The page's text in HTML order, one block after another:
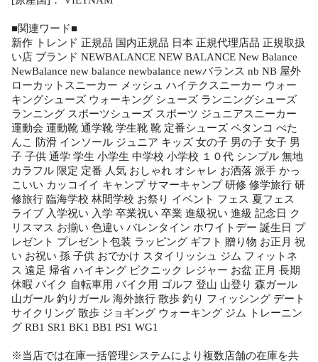
■関連ワード■
新作 トレンド 正規品 国内正規品 日本 正規代理店品 正規取扱
い店 ブランド NEWBALANCE NEW BALANCE New Balance
NewBalance new balance newbalance newバランス nb NB 屋外
ローカットスニーカー メッシュ ハイテクスニーカー ウォー
キングシューズ ウォーキング シューズ ランニングシューズ
ランニング スポーツシューズ スポーツ ジュニアスニーカー
運動会 運動靴 通学靴 学生靴 靴 定番シューズ ペタンコ ぺた
んこ 防滑 インソール ジュニア キッズ 女の子 男の子 女子 男
子 子供 通学 学生 小学生 中学校 小学校 １０代 シンプル 無地
カラフル 限定 定番 人気 おしゃれ オシャレ お洒落 派手 かっ
こいい カッコイイ キャンプ サマーキャンプ 研修 修学旅行 研
修旅行 臨海学校 林間学校 お祭り イベント フェス 夏フェス
ライブ 入学祝い 入学 卒業祝い 卒業 進級祝い 進級 記念日 ク
リスマス お揃い 色違い バレンタイン ホワイトデー 誕生日 プ
レゼント プレゼント包装 ラッピング ギフト 贈り物 お正月 祝
い お祝い 孫 子供 おでかけ スタイリッシュ ジム フィットネ
ス 遠足 帰省 ハイキング ピクニック レジャー お盆 正月 長期
休暇 バイク 自転車用 バイク用 ゴルフ 登山 山登り 森ガール
山ガール 釣りガール 海外旅行 散歩 釣り フィッシング デート
サイクリング 散歩 ジョギング ウォーキング ジム トレーニン
グ RB1 SR1 BK1 BB1 PS1 WG1
※当店では在庫一括管理システムにより複数店舗の在庫を共